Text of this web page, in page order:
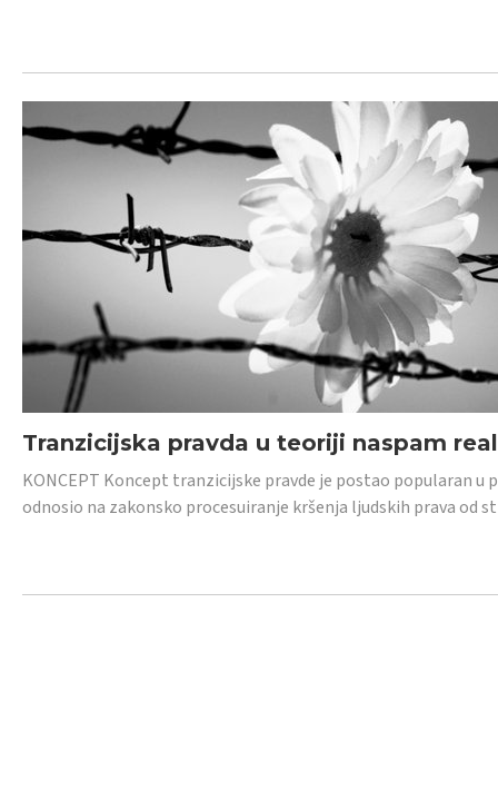
Tranzicijska pravda u teoriji naspam
KONCEPT Koncept tranzicijske pravde je postao popularan
odnosio na zakonsko procesuiranje kršenja ljudskih prava